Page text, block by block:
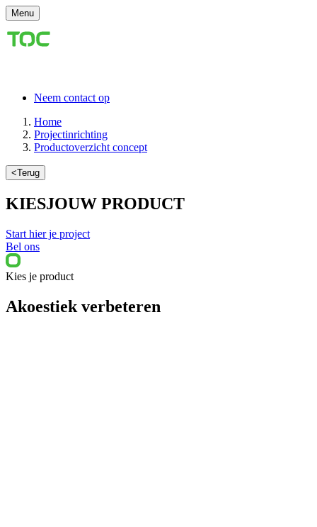
Menu
Neem contact op
Home
Projectinrichting
Productoverzicht concept
<Terug
KIESJOUW PRODUCT
Start hier je project
Bel ons
Kies je product
Akoestiek verbeteren